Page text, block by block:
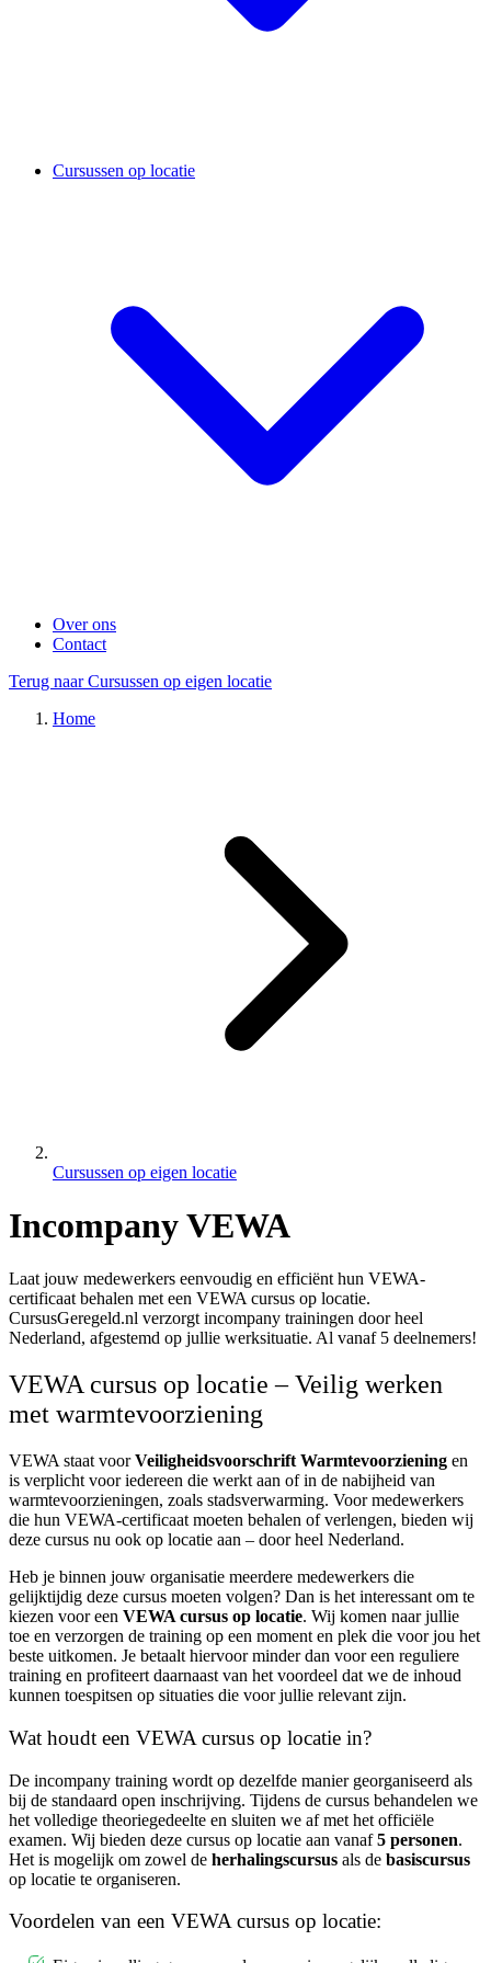
Cursussen op locatie
Over ons
Contact
Terug naar Cursussen op eigen locatie
Home
Cursussen op eigen locatie
Incompany VEWA
Laat jouw medewerkers eenvoudig en efficiënt hun VEWA-
certificaat behalen met een VEWA cursus op locatie.
CursusGeregeld.nl verzorgt incompany trainingen door heel
Nederland, afgestemd op jullie werksituatie. Al vanaf 5 deelnemers!
VEWA cursus op locatie – Veilig werken
met warmtevoorziening
VEWA staat voorVeiligheidsvoorschrift Warmtevoorziening en
is verplicht voor iedereen die werkt aan of in de nabijheid van
warmtevoorzieningen, zoals stadsverwarming. Voor medewerkers
die hun VEWA-certificaat moeten behalen of verlengen, bieden wij
deze cursus nu ook op locatie aan – door heel Nederland.
Heb je binnen jouw organisatie meerdere medewerkers die
gelijktijdig deze cursus moeten volgen? Dan is het interessant om te
kiezen voor een VEWA cursus op locatie. Wij komen naar jullie
toe en verzorgen de training op een moment en plek die voor jou het
beste uitkomen. Je betaalt hiervoor minder dan voor een reguliere
training en profiteert daarnaast van het voordeel dat we de inhoud
kunnen toespitsen op situaties die voor jullie relevant zijn.
Wat houdt een VEWA cursus op locatie in?
De incompany training wordt op dezelfde manier georganiseerd als
bij de standaard open inschrijving. Tijdens de cursus behandelen we
het volledige theoriegedeelte en sluiten we af met het officiële
examen. Wij bieden deze cursus op locatie aan vanaf5 personen.
Het is mogelijk om zowel de herhalingscursus als de basiscursus
op locatie te organiseren.
Voordelen van een VEWA cursus op locatie: